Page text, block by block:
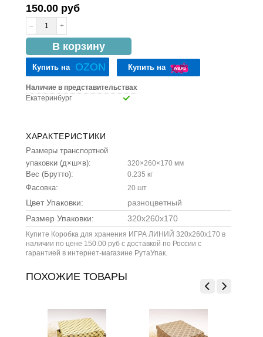
150.00 руб
– +
В корзину
в наличии
Купить на OZON Купить на
Наличие в представительствах
Екатеринбург
ХАРАКТЕРИСТИКИ
Размеры транспортной
упаковки (д×ш×в):
320×260×170 мм
Вес (Брутто): 0.235 кг
Фасовка: 20 шт
Цвет Упаковки:
разноцветный
Размер Упаковки:
320x260x170
Купите Коробка для хранения ИГРА ЛИНИЙ 320х260х170 в
наличии по цене 150.00 руб с доставкой по России с
гарантией в интернет-магазине РутаУпак.
ПОХОЖИЕ ТОВАРЫ